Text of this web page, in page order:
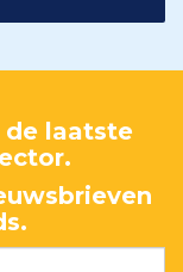
laatste